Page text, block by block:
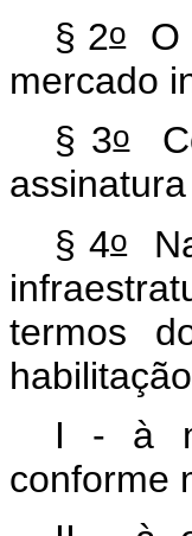
§ 2oO
mercado
§ 3o
§ 4oNa
termos
I - à
conforme